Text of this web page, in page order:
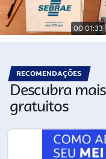
00:01:33
RECOMENDAÇÕES
Descubra
gratuitos